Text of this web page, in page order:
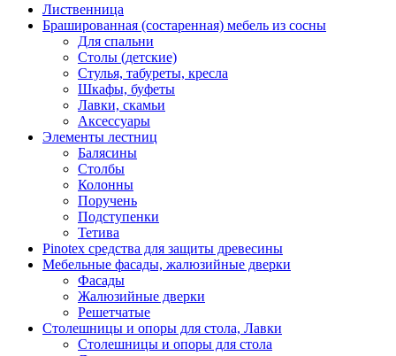
Лиственница
Брашированная (состаренная) мебель из сосны
Для спальни
Столы (детские)
Стулья, табуреты, кресла
Шкафы, буфеты
Лавки, скамьи
Аксессуары
Элементы лестниц
Балясины
Столбы
Колонны
Поручень
Подступенки
Тетива
Pinotex средства для защиты древесины
Мебельные фасады, жалюзийные дверки
Фасады
Жалюзийные дверки
Решетчатые
Столешницы и опоры для стола, Лавки
Столешницы и опоры для стола